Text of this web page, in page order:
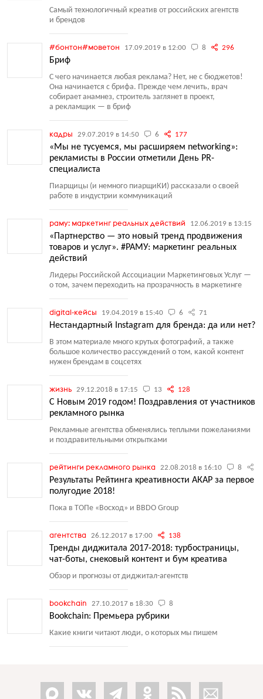
Самый технологичный креатив от российских агентств
и брендов
#бонтон#моветон 17.09.2019 в 12:00 8 296
Бриф
С чего начинается любая реклама? Нет, не с бюджетов!
Она начинается с брифа. Прежде чем лечить, врач
собирает анамнез, строитель заглянет в проект,
а рекламщик — в бриф
кадры 29.07.2019 в 14:50 6 177
«Мы не тусуемся, мы расширяем networking»:
рекламисты в России отметили День PR-
специалиста
Пиарщицы (и немного пиарщиКИ) рассказали о своей
работе в индустрии коммуникаций
раму: маркетинг реальных действий 12.06.2019 в 13:15
«Партнерство — это новый тренд продвижения
товаров и услуг». #РАМУ: маркетинг реальных
действий
Лидеры Российской Ассоциации Маркетинговых Услуг —
о том, зачем переходить на прозрачность в маркетинге
digital-кейсы 19.04.2019 в 15:40 6 71
Нестандартный Instagram для бренда: да или нет?
В этом материале много крутых фотографий, а также
большое количество рассуждений о том, какой контент
нужен брендам в соцсетях
жизнь 29.12.2018 в 17:15 13 128
С Новым 2019 годом! Поздравления от участников
рекламного рынка
Рекламные агентства обменялись теплыми пожеланиями
и поздравительными открытками
рейтинги рекламного рынка 22.08.2018 в 16:10 8
Результаты Рейтинга креативности АКАР за первое
полугодие 2018!
Пока в ТОПе «Восход» и BBDO Group
агентства 26.12.2017 в 17:00 138
Тренды диджитала 2017-2018: турбостраницы,
чат-боты, снековый контент и бум креатива
Обзор и прогнозы от диджитал-агентств
bookchain 27.10.2017 в 18:30 8
Bookchain: Премьера рубрики
Какие книги читают люди, о которых мы пишем